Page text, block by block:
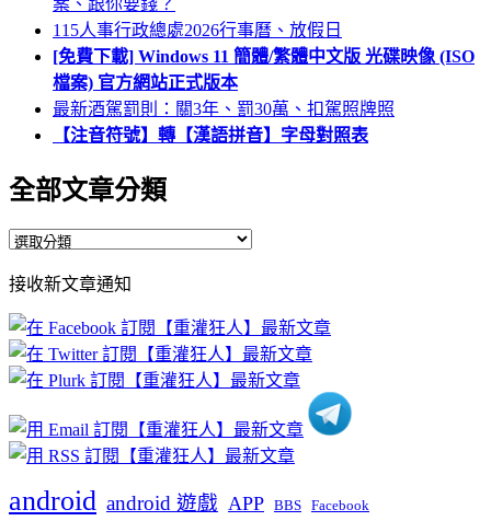
115人事行政總處2026行事曆、放假日
[免費下載] Windows 11 簡體/繁體中文版 光碟映像 (ISO
檔案) 官方網站正式版本
最新酒駕罰則：關3年、罰30萬、扣駕照牌照
【注音符號】轉【漢語拼音】字母對照表
全部文章分類
全
文
章
分
類
接收新文章通知
android android 遊戲 APP BBS Facebook